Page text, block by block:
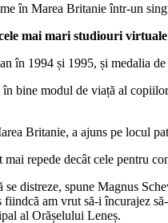
în Marea Britanie într-un
mai mari studiouri
în 1994 și 1995, și medalia
bine modul de viață al
Britanie, a ajuns pe locul
repede decât cele pentru
distreze, spune Magnus
am vrut să-i încurajez
al Orășelului Leneș.